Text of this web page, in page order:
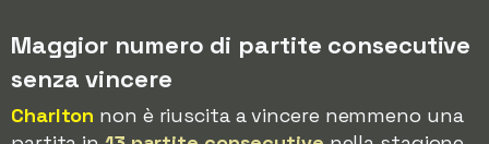
Maggior numero di partite consecutive
senza vincere
Charlton non è riuscita a vincere nemmeno una